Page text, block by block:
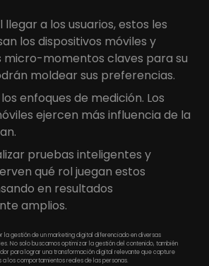
llegar a los usuarios, estos les
los dispositivos móviles y
micro-momentos claves para su
moldear sus preferencias.
enfoques de medición. Los
ejercen más influencia de la
pruebas inteligentes y
qué rol juegan estos
en resultados
amplios.
la gestión de un marketing digital diferenciado en diversas
No solo buscamos optimizar la gestión del contenido, también
para lograr una transformación digital relevante que capture
los comportamientos reales de las personas.